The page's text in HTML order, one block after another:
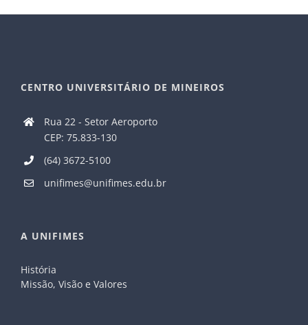
CENTRO UNIVERSITÁRIO DE MINEIROS
Rua 22 - Setor Aeroporto
CEP: 75.833-130
(64) 3672-5100
unifimes@unifimes.edu.br
A UNIFIMES
História
Missão, Visão e Valores